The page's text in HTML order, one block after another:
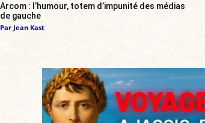
Arcom : l’humour, totem d’impunité des médias
de gauche
Par Jean Kast